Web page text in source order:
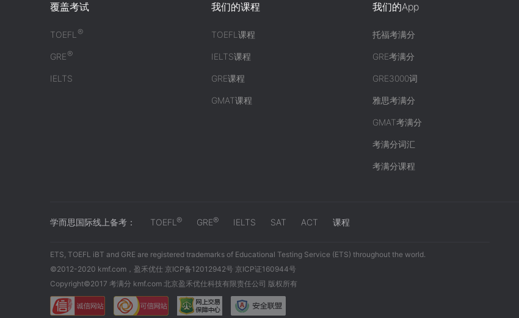
覆盖考试
TOEFL®
GRE®
IELTS
我们的课程
TOEFL课程
IELTS课程
GRE课程
GMAT课程
我们的App
托福考满分
GRE考满分
GRE3000词
雅思考满分
GMAT考满分
考满分词汇
考满分课程
学而思国际线上备考： TOEFL ® GRE® IELTS SAT ACT 课程
ETS, TOEFL iBT and GRE are registered trademarks of Educational Testing Service (ETS) throughout the world.
©2012-2020 kmf.com，盈禾优仕 京ICP备12012942号 京ICP证160944号
Copyright©2017 考满分 kmf.com 北京盈禾优仕科技有限责任公司 版权所有